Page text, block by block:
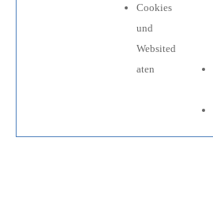
Cookies
und
Websited
aten